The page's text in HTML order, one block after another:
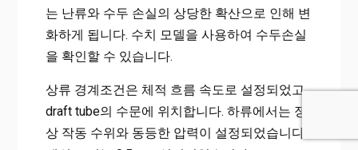
는 난류와 수두 손실의 상당한 확산으로 인해 변
화하게 됩니다. 수치 모델을 사용하여 수두손실
을 확인할 수 있습니다.
상류 경계조건은 체적 흐름 속도로 설정되었고
draft tube의 수문에 위치합니다. 하류에서는 정
상 작동 수위와 동등한 압력이 설정되었습니다.